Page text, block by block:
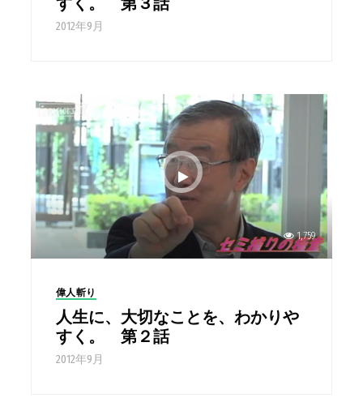
2012年9月
1,759
偉人斬り
人生に、大切なことを、わかりや
すく。 第２話
2012年9月